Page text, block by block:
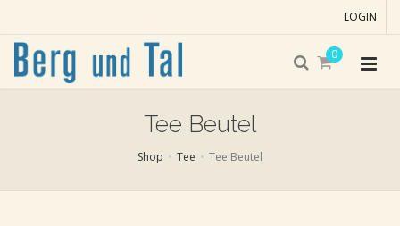
LOGIN
0
Tee Beutel
Shop Tee Tee Beutel